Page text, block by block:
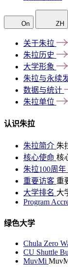
On ZH
关于朱拉
朱拉历史
大学形象
朱拉与永续
数据与统计
朱拉单位
认识朱拉
朱拉简介 朱
核心使命 核
朱拉100周年
重要访客 重
大学排名 大
Program
绿色大学
Chula Zero
CU Shuttle
MuvMi